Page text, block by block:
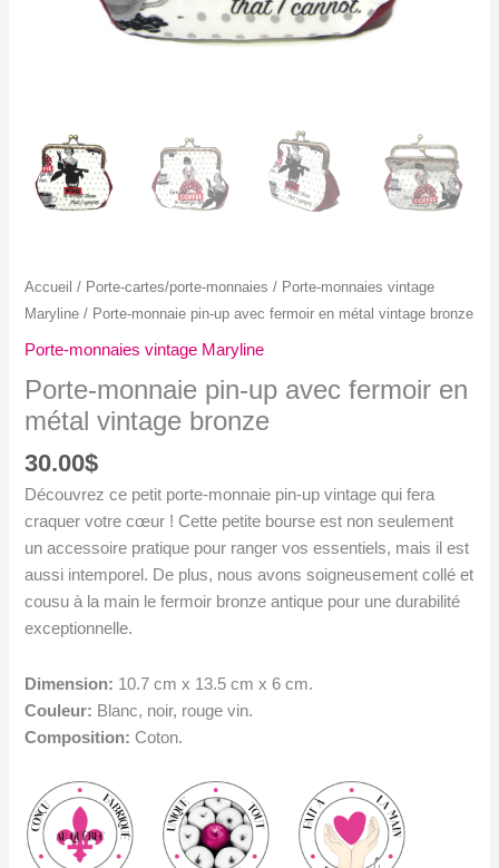
Accueil / Porte-cartes/porte-monnaies / Porte-monnaies vintage
Maryline / Porte-monnaie pin-up avec fermoir en métal vintage bronze
Porte-monnaies vintage Maryline
Porte-monnaie pin-up avec fermoir en
métal vintage bronze
30.00$
Découvrez ce petit porte-monnaie pin-up vintage qui fera
craquer votre cœur ! Cette petite bourse est non seulement
un accessoire pratique pour ranger vos essentiels, mais il est
aussi intemporel. De plus, nous avons soigneusement collé et
cousu à la main le fermoir bronze antique pour une durabilité
exceptionnelle.
Dimension: 10.7 cm x 13.5 cm x 6 cm.
Couleur: Blanc, noir, rouge vin.
Composition: Coton.